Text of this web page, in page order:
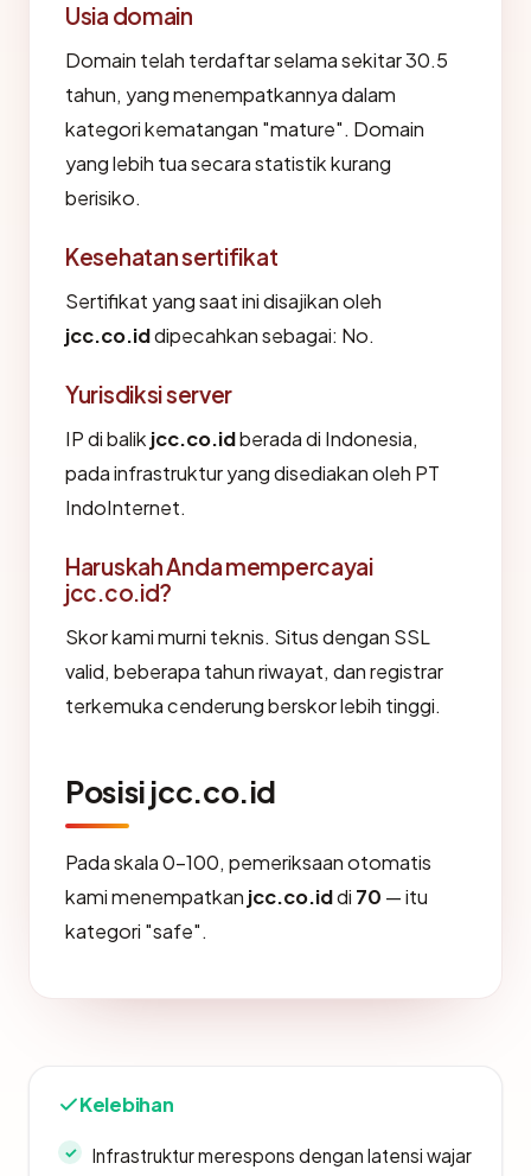
Usia domain
Domain telah terdaftar selama sekitar 30.5
tahun, yang menempatkannya dalam
kategori kematangan "mature". Domain
yang lebih tua secara statistik kurang
berisiko.
Kesehatan sertifikat
Sertifikat yang saat ini disajikan oleh
jcc.co.iddipecahkan sebagai: No.
Yurisdiksi server
IP di balik jcc.co.idberada di Indonesia,
pada infrastruktur yang disediakan oleh PT
IndoInternet.
Haruskah Anda mempercayai
jcc.co.id?
Skor kami murni teknis. Situs dengan SSL
valid, beberapa tahun riwayat, dan registrar
terkemuka cenderung berskor lebih tinggi.
Posisi jcc.co.id
Pada skala 0-100, pemeriksaan otomatis
kami menempatkan jcc.co.iddi 70 — itu
kategori "safe".
Kelebihan
Infrastruktur merespons dengan latensi wajar